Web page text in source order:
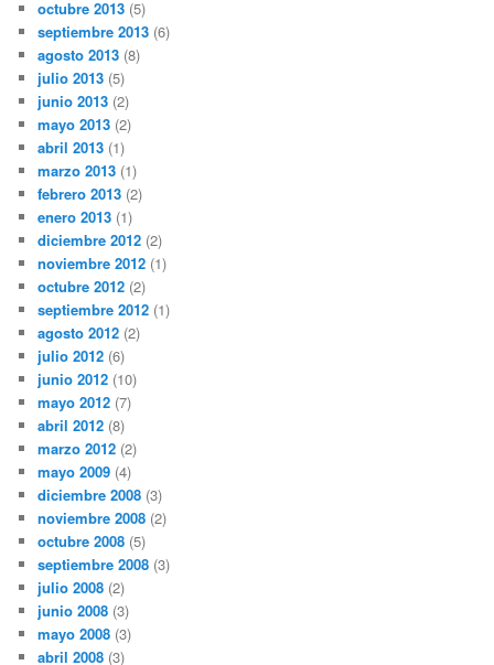
octubre 2013 (5)
septiembre 2013 (6)
agosto 2013 (8)
julio 2013 (5)
junio 2013 (2)
mayo 2013 (2)
abril 2013 (1)
marzo 2013 (1)
febrero 2013 (2)
enero 2013 (1)
diciembre 2012 (2)
noviembre 2012 (1)
octubre 2012 (2)
septiembre 2012 (1)
agosto 2012 (2)
julio 2012 (6)
junio 2012 (10)
mayo 2012 (7)
abril 2012 (8)
marzo 2012 (2)
mayo 2009 (4)
diciembre 2008 (3)
noviembre 2008 (2)
octubre 2008 (5)
septiembre 2008 (3)
julio 2008 (2)
junio 2008 (3)
mayo 2008 (3)
abril 2008 (3)